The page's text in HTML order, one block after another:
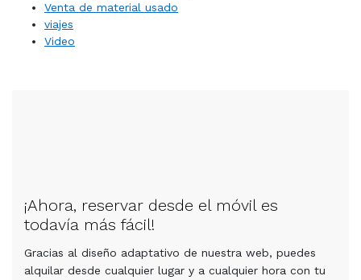
Venta de material usado
viajes
Video
¡Ahora, reservar desde el móvil es
todavía más fácil!
Gracias al diseño adaptativo de nuestra web, puedes
alquilar desde cualquier lugar y a cualquier hora con tu